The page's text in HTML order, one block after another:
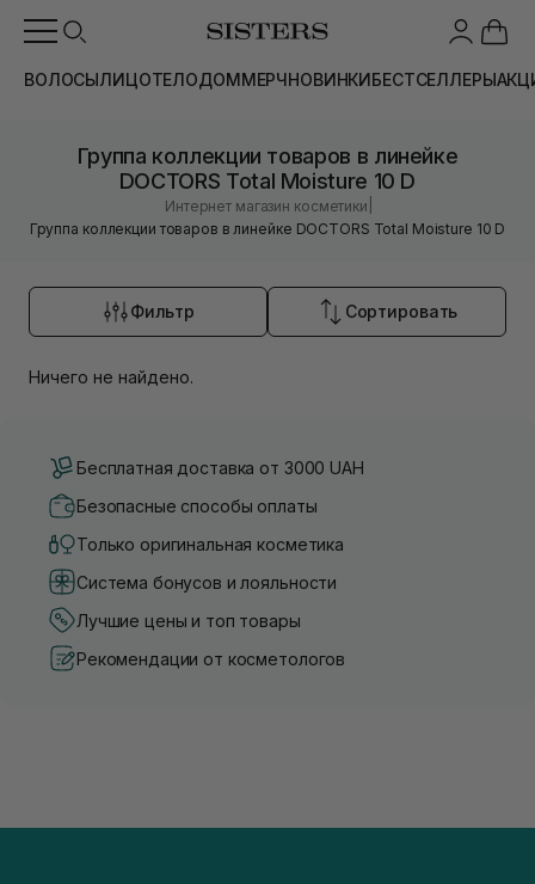
ВОЛОСЫЛИЦОТЕЛОДОММЕРЧНОВИНКИБЕСТСЕЛЛЕРЫ
Группа коллекции товаров в линейке
DOCTORS Total Moisture 10 D
Интернет магазин косметики
Группа коллекции товаров в линейке DOCTORS Total Moisture 10 D
Фильтр Сортировать
Ничего не найдено.
Бесплатная доставка от 3000 UAH
Безопасные способы оплаты
Только оригинальная косметика
Система бонусов и лояльности
Лучшие цены и топ товары
Рекомендации от косметологов